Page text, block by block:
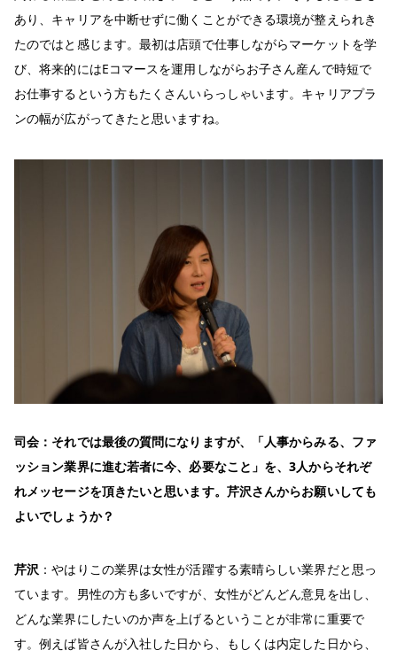
あり、キャリアを中断せずに働くことができる環境が整えられき
たのではと感じます。最初は店頭で仕事しながらマーケットを学
び、将来的にはEコマースを運用しながらお子さん産んで時短で
お仕事するという方もたくさんいらっしゃいます。キャリアプラ
ンの幅が広がってきたと思いますね。
司会：それでは最後の質問になりますが、「人事からみる、ファ
ッション業界に進む若者に今、必要なこと」を、3人からそれぞ
れメッセージを頂きたいと思います。芹沢さんからお願いしても
よいでしょうか？
芹沢 ：やはりこの業界は女性が活躍する素晴らしい業界だと思っ
ています。男性の方も多いですが、女性がどんどん意見を出し、
どんな業界にしたいのか声を上げるということが非常に重要で
す。例えば皆さんが入社した日から、もしくは内定した日から、